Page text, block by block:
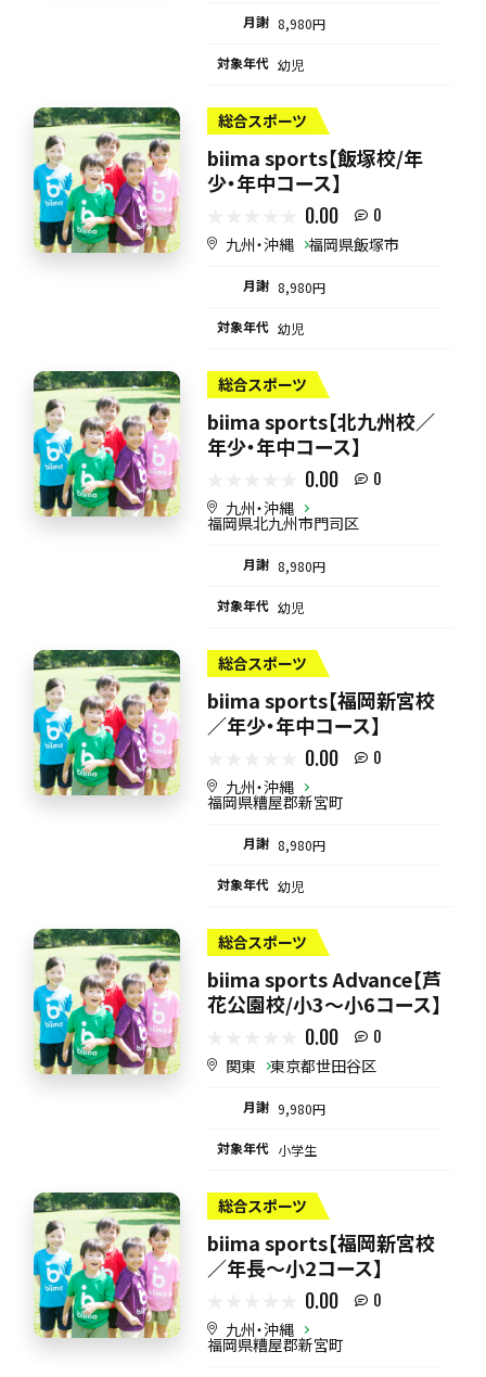
月謝 8,980円
対象年代 幼児
総合スポーツ
biima sports【飯塚校/年
少・年中コース】
0.00 0
九州・沖縄 福岡県飯塚市
月謝 8,980円
対象年代 幼児
総合スポーツ
biima sports【北九州校／
年少・年中コース】
0.00 0
九州・沖縄
福岡県北九州市門司区
月謝 8,980円
対象年代 幼児
総合スポーツ
biima sports【福岡新宮校
／年少・年中コース】
0.00 0
九州・沖縄
福岡県糟屋郡新宮町
月謝 8,980円
対象年代 幼児
総合スポーツ
biima sports Advance【芦
花公園校/小3〜小6コース】
0.00 0
関東 東京都世田谷区
月謝 9,980円
対象年代 小学生
総合スポーツ
biima sports【福岡新宮校
／年長〜小2コース】
0.00 0
九州・沖縄
福岡県糟屋郡新宮町